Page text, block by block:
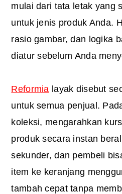
mulai dari tata letak yang
untuk jenis produk Anda.
rasio gambar, dan logika
diatur sebelum Anda
Reformia layak disebut
untuk semua penjual.
koleksi, mengarahkan
produk secara instan
sekunder, dan pembeli
item ke keranjang
tambah cepat tanpa